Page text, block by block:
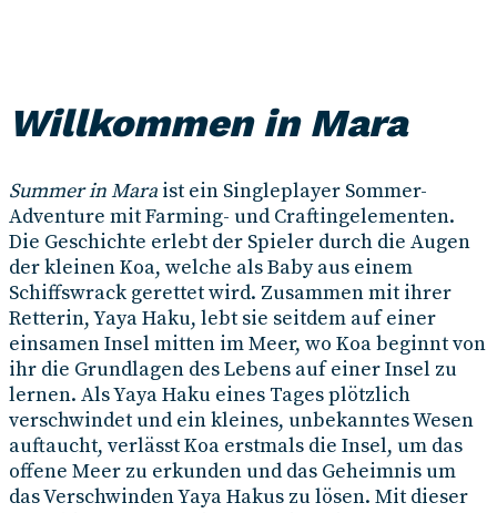
Willkommen in Mara
Summer in Mara ist ein Singleplayer Sommer-
Adventure mit Farming- und Craftingelementen.
Die Geschichte erlebt der Spieler durch die Augen
der kleinen Koa, welche als Baby aus einem
Schiffswrack gerettet wird. Zusammen mit ihrer
Retterin, Yaya Haku, lebt sie seitdem auf einer
einsamen Insel mitten im Meer, wo Koa beginnt von
ihr die Grundlagen des Lebens auf einer Insel zu
lernen. Als Yaya Haku eines Tages plötzlich
verschwindet und ein kleines, unbekanntes Wesen
auftaucht, verlässt Koa erstmals die Insel, um das
offene Meer zu erkunden und das Geheimnis um
das Verschwinden Yaya Hakus zu lösen. Mit dieser